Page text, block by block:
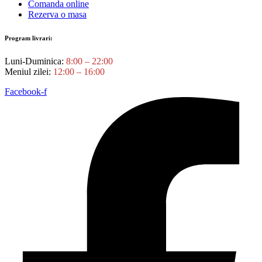
Comanda online
Rezerva o masa
Program livrari:
Luni-Duminica: 8:00 – 22:00
Meniul zilei: 12:00 – 16:00
Facebook-f